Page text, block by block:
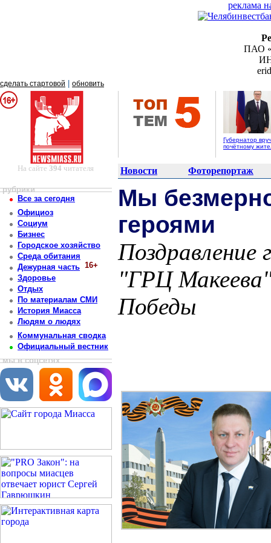
реклама
ПАО
сделать стартовой обновить
Губернатор
почётному
На сайте394 читателя Новости Фоторепортаж
рубрики
Все за сегодня
Официоз
Социум
Бизнес
Городское хозяйство
Среда обитания
Дежурная часть 16+
Здоровье
Отдых
По материалам СМИ
История Миасса
Людям о людях
Коммунальная сводка
Официальный вестник
мы в соцсетях
Мы
героями
Поздравление
"ГРЦ
Победы